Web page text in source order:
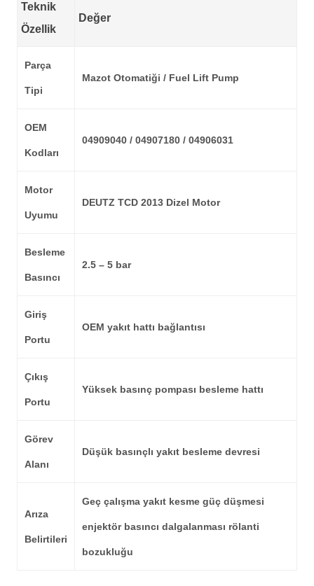
Teknik
Özellik
Değer
Parça
Tipi
Mazot Otomatiği / Fuel Lift Pump
OEM
Kodları
04909040 / 04907180 / 04906031
Motor
Uyumu
DEUTZ TCD 2013 Dizel Motor
Besleme
Basıncı
2.5 – 5 bar
Giriş
Portu
OEM yakıt hattı bağlantısı
Çıkış
Portu
Yüksek basınç pompası besleme hattı
Görev
Alanı
Düşük basınçlı yakıt besleme devresi
Arıza
Belirtileri
Geç çalışma yakıt kesme güç düşmesi
enjektör basıncı dalgalanması rölanti
bozukluğu